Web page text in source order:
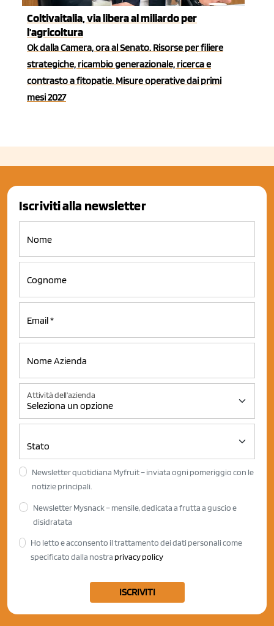
Coltivaitalia, via libera al miliardo per
l'agricoltura
Ok dalla Camera, ora al Senato. Risorse per filiere
strategiche, ricambio generazionale, ricerca e
contrasto a fitopatie. Misure operative dai primi
mesi 2027
Iscriviti alla newsletter
Attività dell'azienda
Newsletter quotidiana Myfruit – inviata ogni pomeriggio con le
notizie principali.
Newsletter Mysnack – mensile, dedicata a frutta a guscio e
disidratata
Ho letto e acconsento il trattamento dei dati personali come
specificato dalla nostra privacy policy
ISCRIVITI